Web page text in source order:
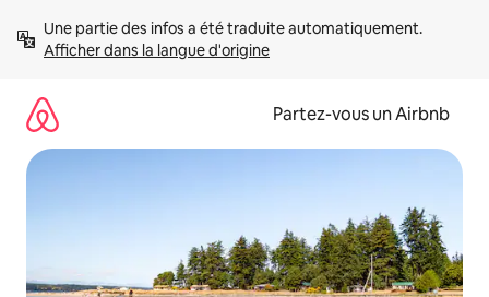
directement
Afficher dans la langue d'origine
Partez-vous un Airbnb